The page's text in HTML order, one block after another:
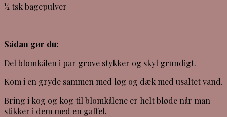
½ tsk bagepulver
Sådan gør du:
Del blomkålen i par grove stykker og skyl grundigt.
Kom i en gryde sammen med løg og dæk med usaltet vand.
Bring i kog og kog til blomkålene er helt bløde når man
stikker i dem med en gaffel.